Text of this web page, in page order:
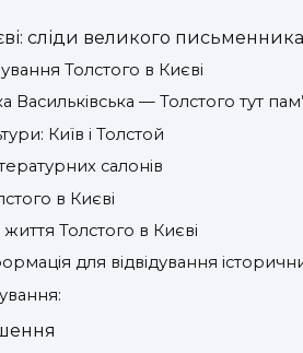
сліди великого
Толстого в Києві
Васильківська — Толстого тут
Київ і Толстой
салонів
в Києві
життя Толстого в Києві
для відвідування